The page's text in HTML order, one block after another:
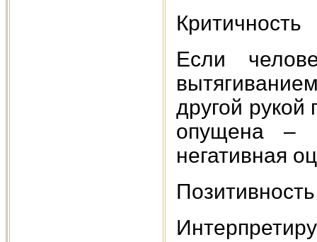
Критичность
Если
другой рукой
опущена –
негативная
Позитивность